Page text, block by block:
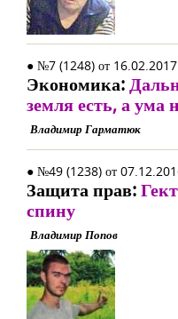
● №7 (1248) от 16.02.2017
Экономика:
земля есть, а ума
Владимир Гарматюк
● №49 (1238) от
Защита прав:
спину
Владимир Попов